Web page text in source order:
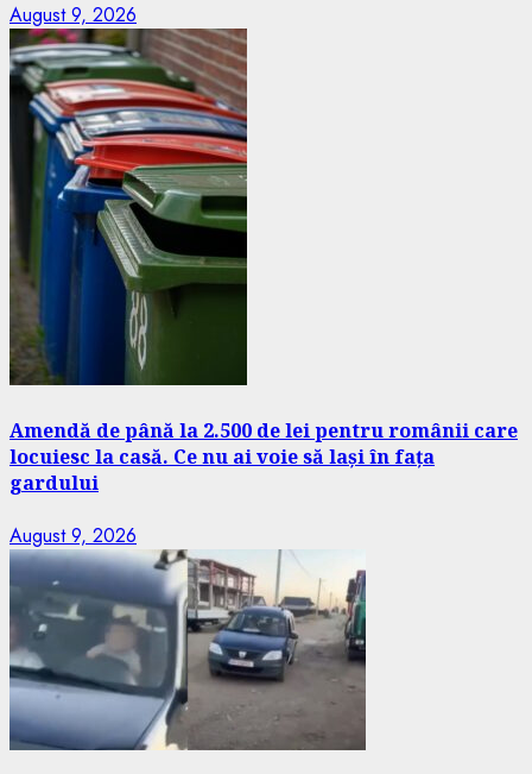
August 9, 2026
Amendă de până la 2.500 de lei pentru românii care
locuiesc la casă. Ce nu ai voie să lași în fața
gardului
August 9, 2026